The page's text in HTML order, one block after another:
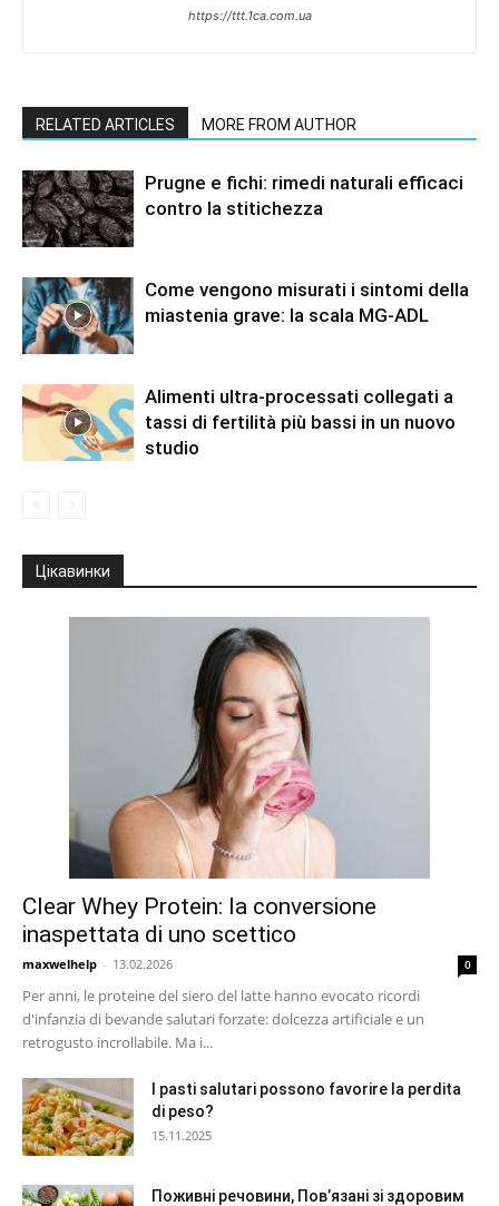
https://ttt.1ca.com.ua
RELATED ARTICLES MORE FROM AUTHOR
Prugne e fichi: rimedi naturali efficaci
contro la stitichezza
Come vengono misurati i sintomi della
miastenia grave: la scala MG-ADL
Alimenti ultra-processati collegati a
tassi di fertilità più bassi in un nuovo
studio
Цікавинки
Clear Whey Protein: la conversione
inaspettata di uno scettico
maxwelhelp - 13.02.2026 0
Per anni, le proteine del siero del latte hanno evocato ricordi
d'infanzia di bevande salutari forzate: dolcezza artificiale e un
retrogusto incrollabile. Ma i...
I pasti salutari possono favorire la perdita
di peso?
15.11.2025
Поживні речовини, Пов’язані зі здоровим